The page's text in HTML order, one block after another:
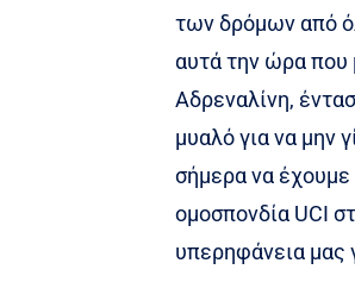
των δρόμων από
αυτά την ώρα που
Αδρεναλίνη,
μυαλό για να μην
σήμερα να
ομοσπονδία UCI
υπερηφάνεια μας